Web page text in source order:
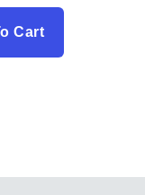
Cart